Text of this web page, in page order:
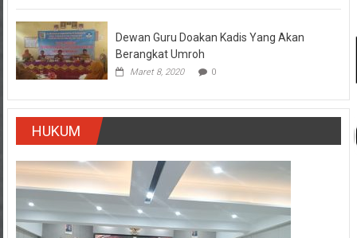
Dewan Guru Doakan Kadis Yang Akan
Berangkat Umroh
Maret 8, 2020 0
HUKUM